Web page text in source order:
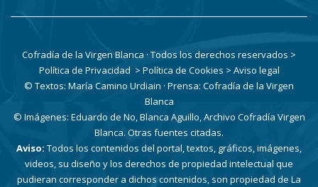
Cofradía de la Virgen Blanca · Todos los derechos reservados >
Política de Privacidad > Política de Cookies > Aviso legal
© Textos: María Camino Urdiain · Prensa: Cofradía de la Virgen
Blanca
© Imágenes: Eduardo de No, Blanca Aguillo, Archivo Cofradía Virgen
Blanca. Otras fuentes citadas.
Aviso: Todos los contenidos del portal, textos, gráficos, imágenes,
videos, su diseño y los derechos de propiedad intelectual que
pudieran corresponder a dichos contenidos, son propiedad de La